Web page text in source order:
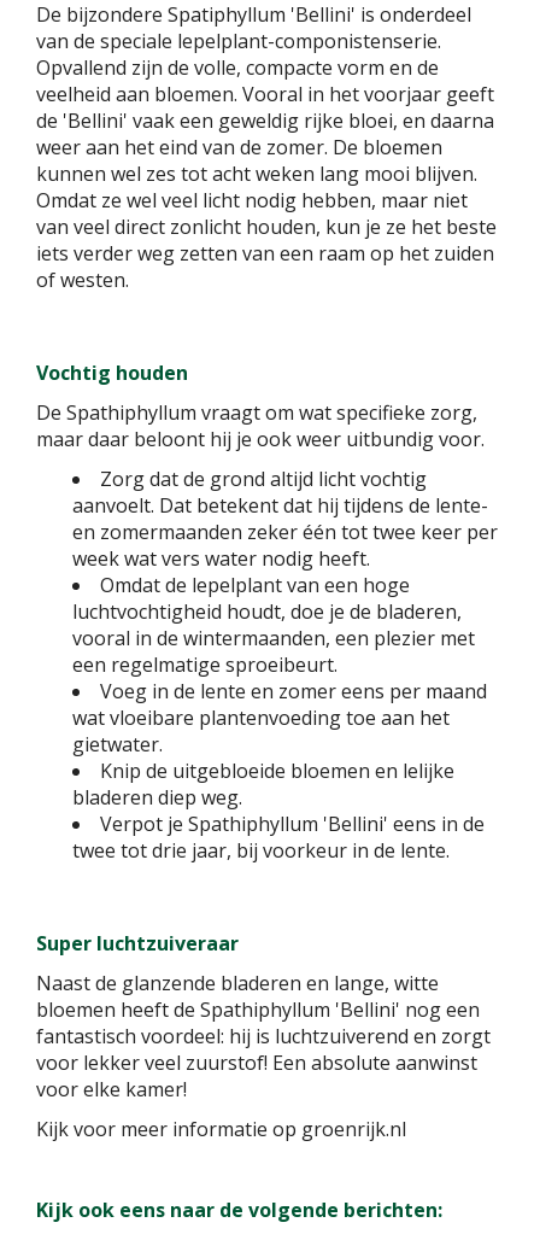
De bijzondere Spatiphyllum 'Bellini' is onderdeel
van de speciale lepelplant-componistenserie.
Opvallend zijn de volle, compacte vorm en de
veelheid aan bloemen. Vooral in het voorjaar geeft
de 'Bellini' vaak een geweldig rijke bloei, en daarna
weer aan het eind van de zomer. De bloemen
kunnen wel zes tot acht weken lang mooi blijven.
Omdat ze wel veel licht nodig hebben, maar niet
van veel direct zonlicht houden, kun je ze het beste
iets verder weg zetten van een raam op het zuiden
of westen.
Vochtig houden
De Spathiphyllum vraagt om wat specifieke zorg,
maar daar beloont hij je ook weer uitbundig voor.
Zorg dat de grond altijd licht vochtig
aanvoelt. Dat betekent dat hij tijdens de lente-
en zomermaanden zeker één tot twee keer per
week wat vers water nodig heeft.
Omdat de lepelplant van een hoge
luchtvochtigheid houdt, doe je de bladeren,
vooral in de wintermaanden, een plezier met
een regelmatige sproeibeurt.
Voeg in de lente en zomer eens per maand
wat vloeibare plantenvoeding toe aan het
gietwater.
Knip de uitgebloeide bloemen en lelijke
bladeren diep weg.
Verpot je Spathiphyllum 'Bellini' eens in de
twee tot drie jaar, bij voorkeur in de lente.
Super luchtzuiveraar
Naast de glanzende bladeren en lange, witte
bloemen heeft de Spathiphyllum 'Bellini' nog een
fantastisch voordeel: hij is luchtzuiverend en zorgt
voor lekker veel zuurstof! Een absolute aanwinst
voor elke kamer!
Kijk voor meer informatie op groenrijk.nl
Kijk ook eens naar de volgende berichten: